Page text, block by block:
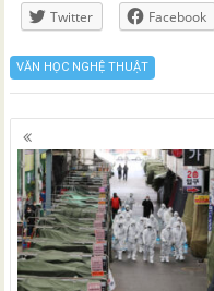
Twitter Facebook
VĂN HỌC NGHỆ THUẬT
Posts
navigation